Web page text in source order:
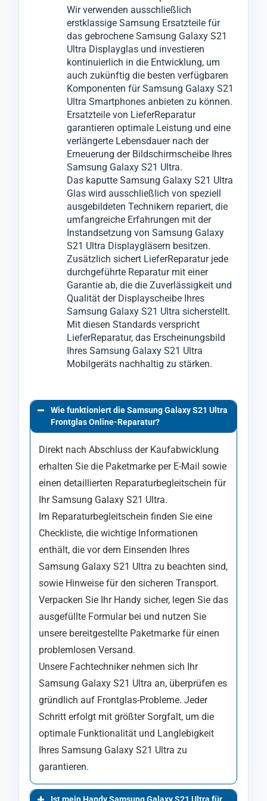
Qualität Kompromisse einzugehen.
Sollten die Probleme nicht ausschließlich
auf das Samsung Galaxy S21 Ultra
Bildschirmglas beschränkt sein, informieren
wir Sie umgehend und werden nach Ihrer
Zustimmung notwendige Reparaturen,
Wechsel oder Tausch an anderen
Komponenten vornehmen.
Dabei wird das beschädigte Bildschirmglas
Ihres Geräts Samsung Galaxy S21 Ultra
entfernt und durch ein hochwertiges, neues
Ersatzglas getauscht, um die Optik und
Funktionalität Ihres Mobilgeräts
wiederherzustellen.
Diese Premiumgläser wurden von uns auf
Qualität und Leistung an vielen Samsung
Galaxy S21 Ultra Geräten empirisch
getestet.
Für den Glas-Austausch wenden wir ein
innovatives Verfahren an, bei dem wir das
zerbrochene Glas vom Samsung Galaxy
S21 Ultra entfernen können, ohne das
darunter liegende LCD- oder OLED-Display
zu beschädigen.
Anschließend montieren wir in einem
weiteren speziellen Verfahren das neue Glas
an das Display-Modul vom Samsung
Galaxy S21 Ultra.
zu Ihnen freigegeben.
Dieser Prozess minimiert ärgerliche
Reklamationen, die sonst zu weiteren
Ausfallzeiten führen könnten.
Wir verwenden ausschließlich
erstklassige Samsung Ersatzteile für
das gebrochene Samsung Galaxy S21
Ultra Displayglas und investieren
kontinuierlich in die Entwicklung, um
auch zukünftig die besten verfügbaren
Komponenten für Samsung Galaxy S21
Ultra Smartphones anbieten zu können.
Ersatzteile von LieferReparatur
garantieren optimale Leistung und eine
verlängerte Lebensdauer nach der
Erneuerung der Bildschirmscheibe Ihres
Samsung Galaxy S21 Ultra.
Das kaputte Samsung Galaxy S21 Ultra
Glas wird ausschließlich von speziell
ausgebildeten Technikern repariert, die
umfangreiche Erfahrungen mit der
Instandsetzung von Samsung Galaxy
S21 Ultra Displaygläsern besitzen.
Zusätzlich sichert LieferReparatur jede
durchgeführte Reparatur mit einer
Garantie ab, die die Zuverlässigkeit und
Qualität der Displayscheibe Ihres
Samsung Galaxy S21 Ultra sicherstellt.
Mit diesen Standards verspricht
LieferReparatur, das Erscheinungsbild
Ihres Samsung Galaxy S21 Ultra
Mobilgeräts nachhaltig zu stärken.
Wie funktioniert die Samsung Galaxy S21 Ultra
Frontglas Online-Reparatur?
Direkt nach Abschluss der Kaufabwicklung
erhalten Sie die Paketmarke per E-Mail sowie
einen detaillierten Reparaturbegleitschein für
Ihr Samsung Galaxy S21 Ultra.
Im Reparaturbegleitschein finden Sie eine
Checkliste, die wichtige Informationen
enthält, die vor dem Einsenden Ihres
Samsung Galaxy S21 Ultra zu beachten sind,
sowie Hinweise für den sicheren Transport.
Verpacken Sie Ihr Handy sicher, legen Sie das
ausgefüllte Formular bei und nutzen Sie
unsere bereitgestellte Paketmarke für einen
problemlosen Versand.
Unsere Fachtechniker nehmen sich Ihr
Samsung Galaxy S21 Ultra an, überprüfen es
gründlich auf Frontglas-Probleme. Jeder
Schritt erfolgt mit größter Sorgfalt, um die
optimale Funktionalität und Langlebigkeit
Ihres Samsung Galaxy S21 Ultra zu
garantieren.